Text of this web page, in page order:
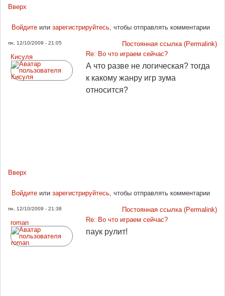
Вверх
Войдитеили зарегистрируйтесь, чтобы отправлять комментарии
пн, 12/10/2009 - 21:05
Постоянная ссылка (Permalink)
Кисуля
Re: Во что играем сейчас?
А что разве не логическая? тогда
к какому жанру игр зума
относится?
Вверх
Войдитеили зарегистрируйтесь, чтобы отправлять комментарии
пн, 12/10/2009 - 21:38
Постоянная ссылка (Permalink)
roman
Re: Во что играем сейчас?
паук рулит!